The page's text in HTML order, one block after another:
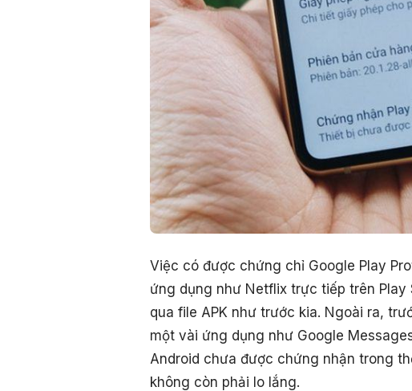
Việc có được chứng chỉ Google Play
ứng dụng như Netflix trực tiếp trên
qua file APK như trước kia. Ngoài ra,
một vài ứng dụng như Google
Android chưa được chứng nhận trong
không còn phải lo lắng.